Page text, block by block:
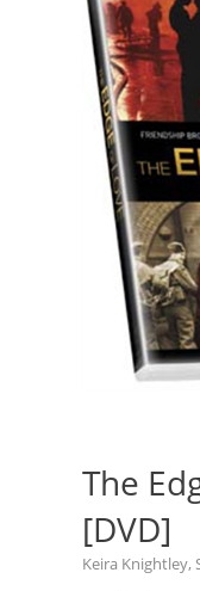
The
[DVD]
Keira Knightley,